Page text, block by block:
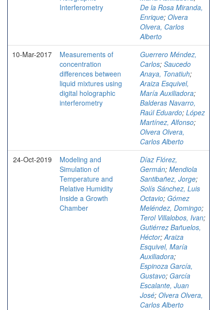
Interferometry
De la Rosa Miranda,
Enrique; Olvera
Olvera, Carlos
Alberto
10-Mar-2017
Measurements of
concentration
differences between
liquid mixtures using
digital holographic
interferometry
Guerrero Méndez,
Carlos; Saucedo
Anaya, Tonatiuh;
Araiza Esquivel,
María Auxiliadora;
Balderas Navarro,
Raúl Eduardo; López
Martínez, Alfonso;
Olvera Olvera,
Carlos Alberto
24-Oct-2019
Modeling and
Simulation of
Temperature and
Relative Humidity
Inside a Growth
Chamber
Díaz Flórez,
Germán; Mendiola
Santibañez, Jorge;
Solís Sánchez, Luis
Octavio; Gómez
Meléndez, Domingo;
Terol Villalobos, Ivan;
Gutiérrez Bañuelos,
Héctor; Araiza
Esquivel, María
Auxiliadora;
Espinoza García,
Gustavo; García
Escalante, Juan
José; Olvera Olvera,
Carlos Alberto